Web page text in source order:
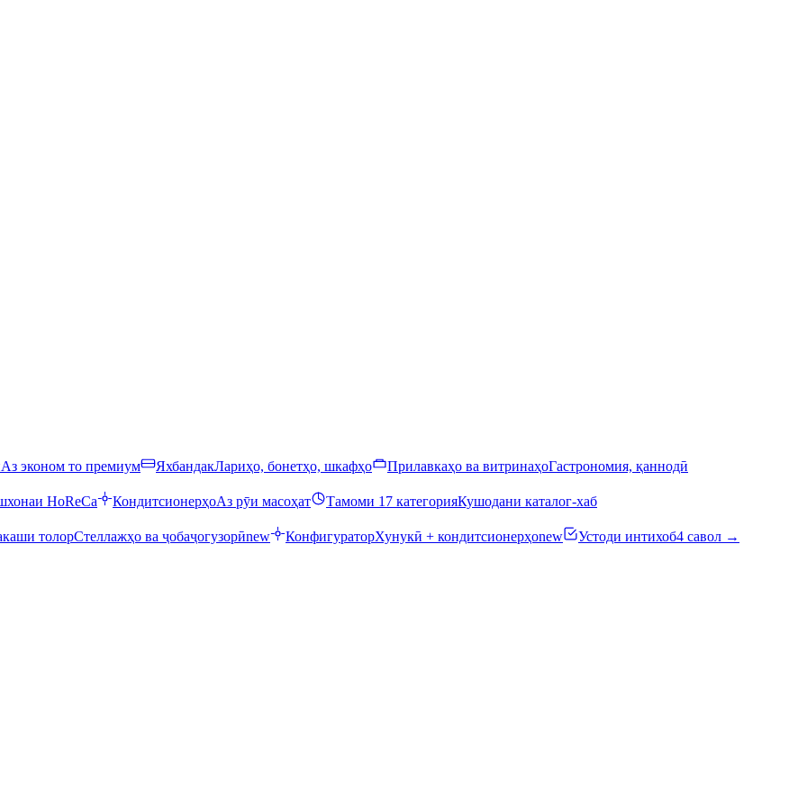
Аз эконом то премиум ЯхбандакЛариҳо, бонетҳо, шкафҳо Прилавкаҳо ва витринаҳоГастрономия, қаннодӣ
HoReCa КондитсионерҳоАз рӯи масоҳат Тамоми 17 категорияКушодани каталог-хаб
толорСтеллажҳо ва ҷобаҷогузорӣnew КонфигураторХунукӣ + кондитсионерҳоnew Устоди интихоб4 савол →